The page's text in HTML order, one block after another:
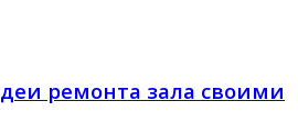
ремонта зала своими